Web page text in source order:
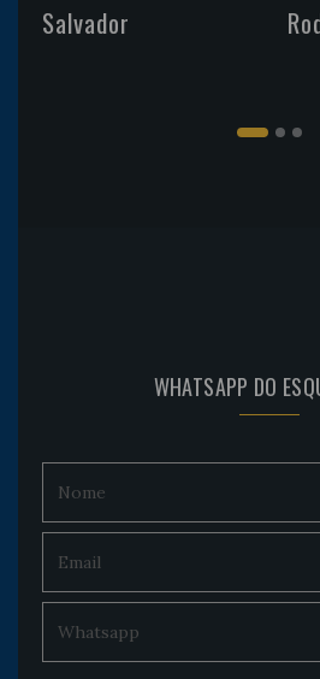
Salvador
WHATSAPP DO